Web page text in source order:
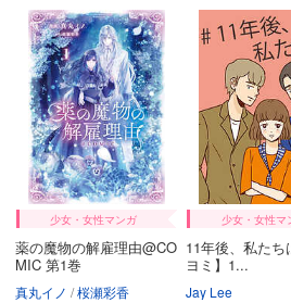
少女・女性マンガ
薬の魔物の解雇理由@CO
MIC 第1巻
真丸イノ 桜瀬彩香
少女・女性マ
11年後、私たち
ヨミ】1...
Jay Lee